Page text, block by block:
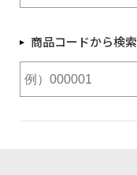
商品コードから検索